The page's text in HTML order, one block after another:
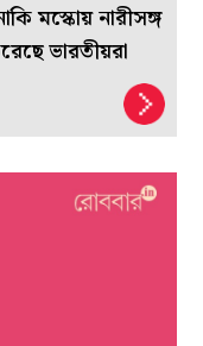
মস্কোয় নারীসঙ্গ
ভারতীয়রা